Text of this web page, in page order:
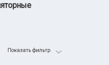
Показать фильтр